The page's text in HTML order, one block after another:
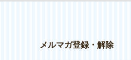
メルマガ登録・解除